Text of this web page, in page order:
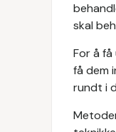
skal
For å
få dem
rundt i